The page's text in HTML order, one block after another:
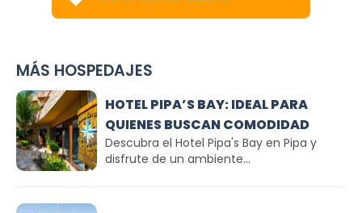
MÁS HOSPEDAJES
HOTEL PIPA’S BAY: IDEAL PARA
QUIENES BUSCAN COMODIDAD
Descubra el Hotel Pipa's Bay en Pipa y
disfrute de un ambiente...